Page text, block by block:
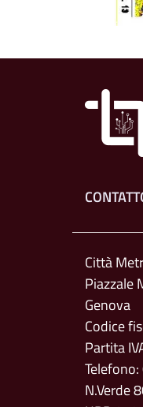
Città
Piazzale
Genova
Codice
Partita
N.Verde